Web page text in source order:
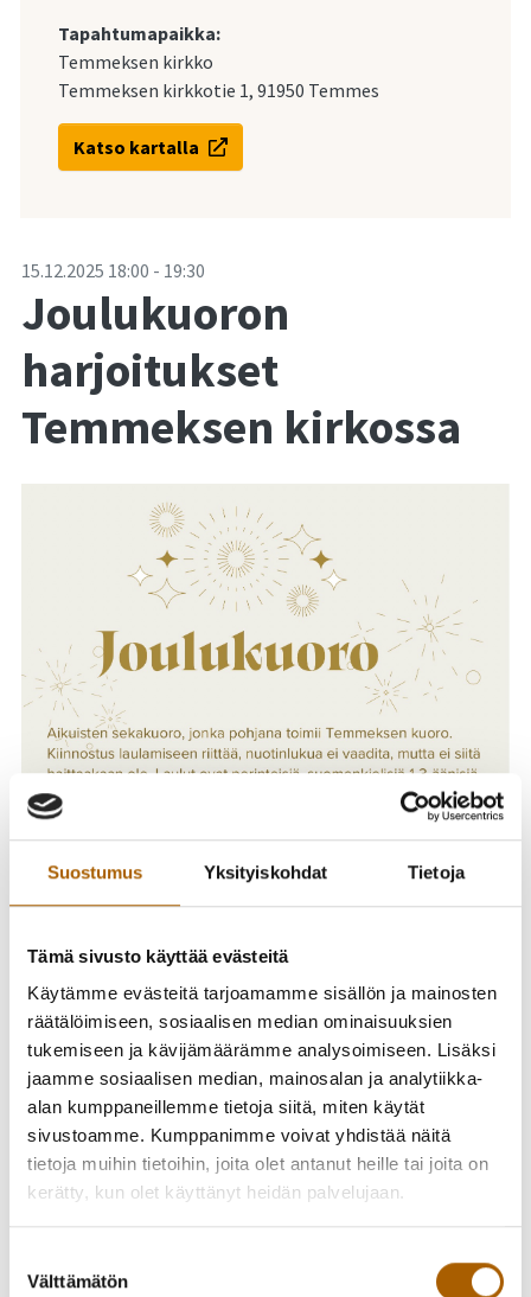
Suostumus Yksityiskohdat Tietoja
Tämä sivusto käyttää evästeitä
Käytämme evästeitä tarjoamamme sisällön ja mainosten
räätälöimiseen, sosiaalisen median ominaisuuksien
tukemiseen ja kävijämäärämme analysoimiseen. Lisäksi
jaamme sosiaalisen median, mainosalan ja analytiikka-
alan kumppaneillemme tietoja siitä, miten käytät
sivustoamme. Kumppanimme voivat yhdistää näitä
tietoja muihin tietoihin, joita olet antanut heille tai joita on
kerätty, kun olet käyttänyt heidän palvelujaan.
valinta
Välttämätön
Tapahtumapaikka:
Temmeksen kirkko
Temmeksen kirkkotie 1, 91950 Temmes
Katso kartalla
-15.12.2025 18:00 - 19:30
Joulukuoron
harjoitukset
Temmeksen kirkossa
nuotinlukutaitoa ei vaadita, vaikka ei siitä haittaakaan ole.